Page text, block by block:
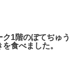
1階のぼてぢゅう
食べました。